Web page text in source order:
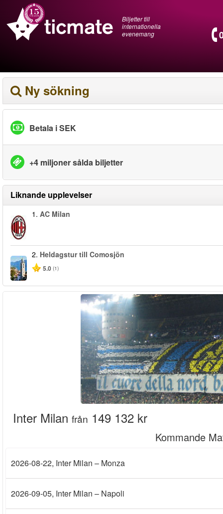
Biljetter till
internationella
evenemang
Ny sökning
Betala i SEK
+4 miljoner sålda biljetter
Liknande upplevelser
1. AC Milan
2. Heldagstur till Comosjön
5.0 (1)
Inter Milan från 149 132 kr
Kommande
2026-08-22, Inter Milan – Monza
2026-09-05, Inter Milan – Napoli